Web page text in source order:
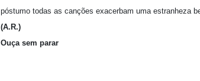
póstumo todas as canções exacerbam uma estranheza
(A.R.)
Ouça sem parar